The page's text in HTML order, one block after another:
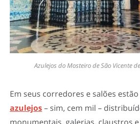
Azulejos do Mosteiro de São Vicente
Em seus corredores e salões
azulejos– sim, cem mil –